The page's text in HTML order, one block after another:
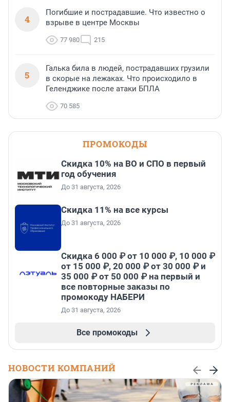
4
Погибшие и пострадавшие. Что известно о
взрыве в центре Москвы
77 980 215
5
Галька била в людей, пострадавших грузили
в скорые на лежаках. Что происходило в
Геленджике после атаки БПЛА
70 585
ПРОМОКОДЫ
Скидка 10% на ВО и СПО в первый
год обучения
До 31 августа, 2026
Скидка 11% на все курсы
До 31 августа, 2026
Скидка 6 000 ₽ от 10 000 ₽, 10 000 ₽
от 15 000 ₽, 20 000 ₽ от 30 000 ₽ и
35 000 ₽ от 50 000 ₽ на первый и
все повторные заказы по
промокоду НАБЕРИ
До 31 августа, 2026
Все промокоды
НОВОСТИ КОМПАНИЙ